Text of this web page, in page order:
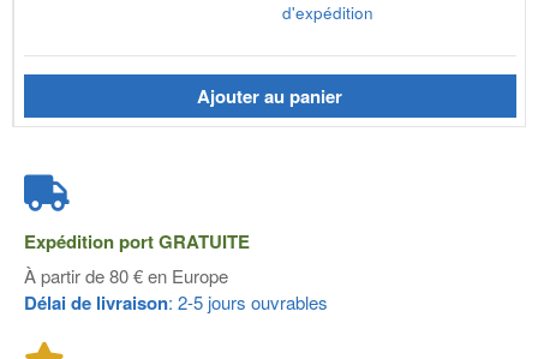
d'expédition
Ajouter au panier
Expédition portGRATUITE
À partir de 80 € en Europe
Délai de livraison: 2-5 jours ouvrables